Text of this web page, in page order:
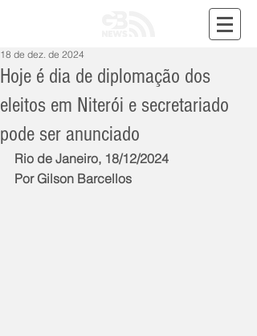
Hoje é dia de diplomação dos
eleitos em Niterói e secretariado
pode ser anunciado
18 de dez. de 2024
Rio de Janeiro, 18/12/2024
Por Gilson Barcellos